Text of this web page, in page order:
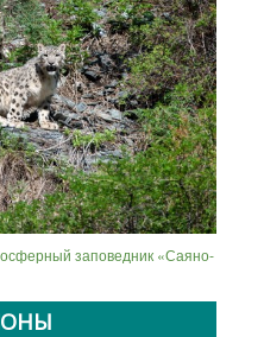
заповедник «Саяно-